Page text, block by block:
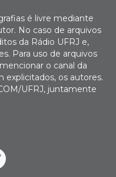
é livre mediante
No caso de arquivos
da Rádio UFRJ e,
Para uso de arquivos
o canal da
explicitados, os autores.
UFRJ, juntamente